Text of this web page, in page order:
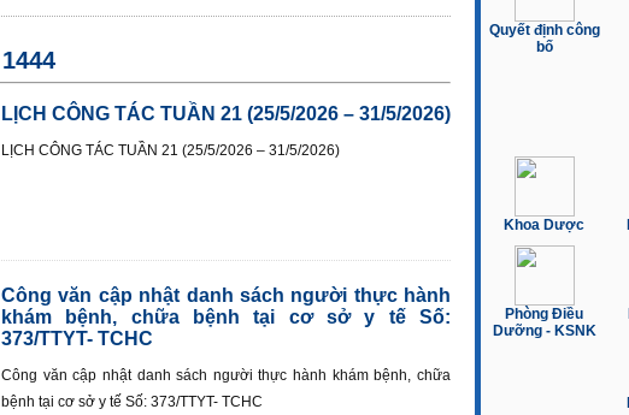
1444
LỊCH CÔNG TÁC TUẦN 21 (25/5/2026 – 31/5/2026)
LỊCH CÔNG TÁC TUẦN 21 (25/5/2026 – 31/5/2026)
Công văn cập nhật danh sách người thực hành
khám bệnh, chữa bệnh tại cơ sở y tế Số:
373/TTYT- TCHC
Công văn cập nhật danh sách người thực hành khám bệnh, chữa
bệnh tại cơ sở y tế Số: 373/TTYT- TCHC
Quyết định công
bố
Khoa Dược
Phòng Điều
Dưỡng - KSNK